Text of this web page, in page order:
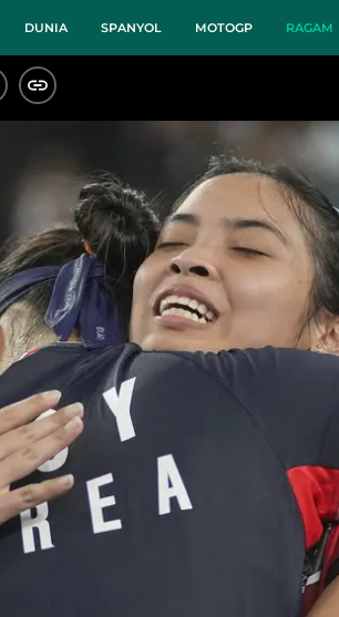
DUNIA SPANYOL MOTOGP RAGAM